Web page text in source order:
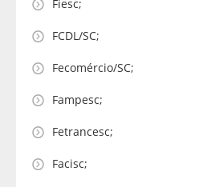
Fiesc;
FCDL/SC;
Fecomércio/SC;
Fampesc;
Fetrancesc;
Facisc;